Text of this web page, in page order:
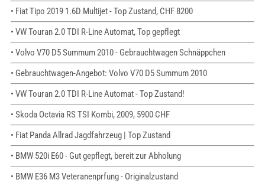
• Fiat Tipo 2019 1.6D Multijet - Top Zustand, CHF 8200
• VW Touran 2.0 TDI R-Line Automat, Top gepflegt
• Volvo V70 D5 Summum 2010 - Gebrauchtwagen Schnäppchen
• Gebrauchtwagen-Angebot: Volvo V70 D5 Summum 2010
• VW Touran 2.0 TDI R-Line Automat - Top Zustand!
• Skoda Octavia RS TSI Kombi, 2009, 5900 CHF
• Fiat Panda Allrad Jagdfahrzeug | Top Zustand
• BMW 520i E60 - Gut gepflegt, bereit zur Abholung
• BMW E36 M3 Veteranenprfung - Originalzustand